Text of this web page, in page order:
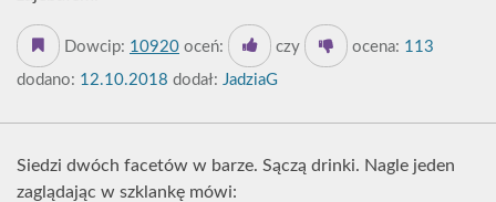
Dowcip: 10920 oceń: czy ocena: 113
dodano: 12.10.2018 dodał: JadziaG
Siedzi dwóch facetów w barze. Sączą drinki. Nagle jeden
zaglądając w szklankę mówi: